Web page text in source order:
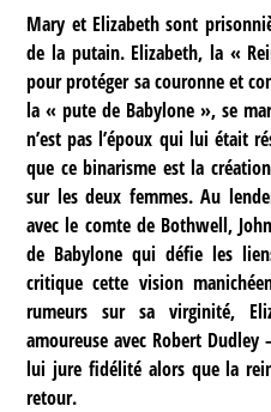
Mary et Elizabeth sont
de la putain. Elizabeth, la «
pour protéger sa couronne et
la « pute de Babylone », se
n’est pas l’époux qui lui était
que ce binarisme est la
sur les deux femmes. Au
avec le comte de Bothwell,
de Babylone qui défie les
critique cette vision
rumeurs sur sa virginité,
amoureuse avec Robert
lui jure fidélité alors que la
retour.